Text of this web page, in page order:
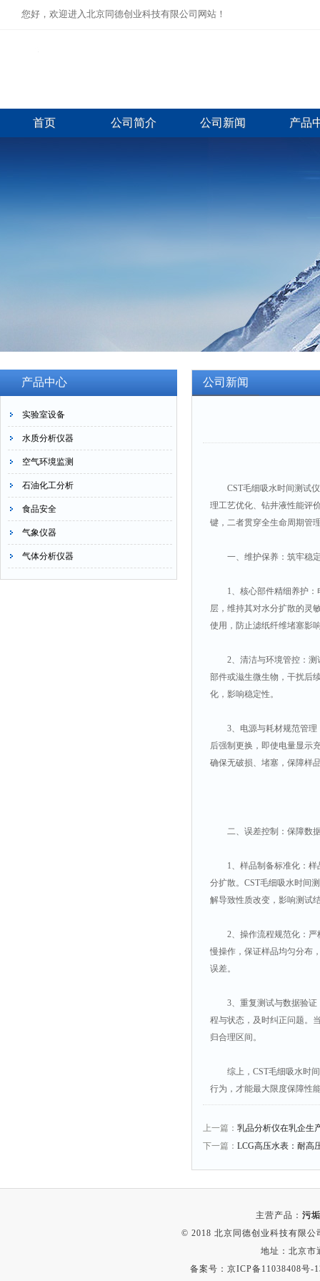
您好，欢迎进入北京同德创业科技有限公司网站！
首页 公司简介 公司新闻 产品
产品中心
实验室设备
水质分析仪器
空气环境监测
石油化工分析
食品安全
气象仪器
气体分析仪器
公司新闻
CST毛细吸水时间测试仪
理工艺优化、钻井液性能评
键，二者贯穿全生命周期管
一、维护保养：筑牢稳
1、核心部件精细养护：
层，维持其对水分扩散的灵
使用，防止滤纸纤维堵塞影
2、清洁与环境管控：测
部件或滋生微生物，干扰后
化，影响稳定性。
3、电源与耗材规范管理
后强制更换，即使电量显示
确保无破损、堵塞，保障样
二、误差控制：保障数据
1、样品制备标准化：样品
分扩散。CST毛细吸水时间
解导致性质改变，影响测试
2、操作流程规范化：严
慢操作，保证样品均匀分布
误差。
3、重复测试与数据验证
程与状态，及时纠正问题。
归合理区间。
综上，CST毛细吸水时间
行为，才能最大限度保障性
上一篇： 乳品分析仪在乳企生
下一篇： LCG高压水表：耐高
主营产品： 污
© 2018 北京同德创业科技有限
地址：北京市
备案号： 京ICP备11038408号-